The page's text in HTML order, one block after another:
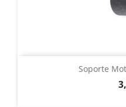
Soporte